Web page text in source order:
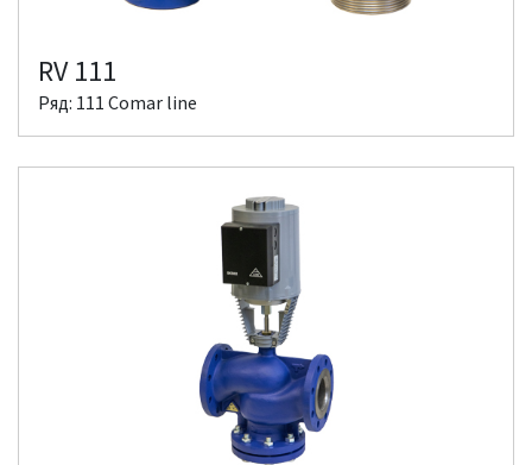
RV 111
Ряд: 111 Comar line